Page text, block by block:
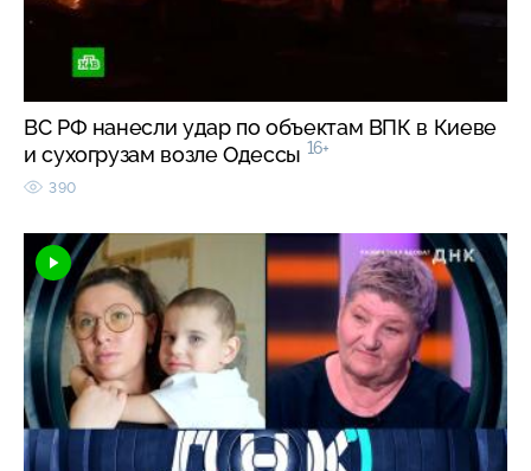
ВС РФ нанесли удар по объектам ВПК в Киеве
и сухогрузам возле Одессы 16+
390